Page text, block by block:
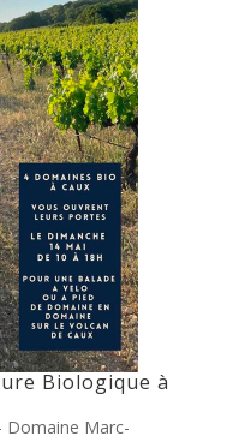
Biologique à
Domaine Marc-